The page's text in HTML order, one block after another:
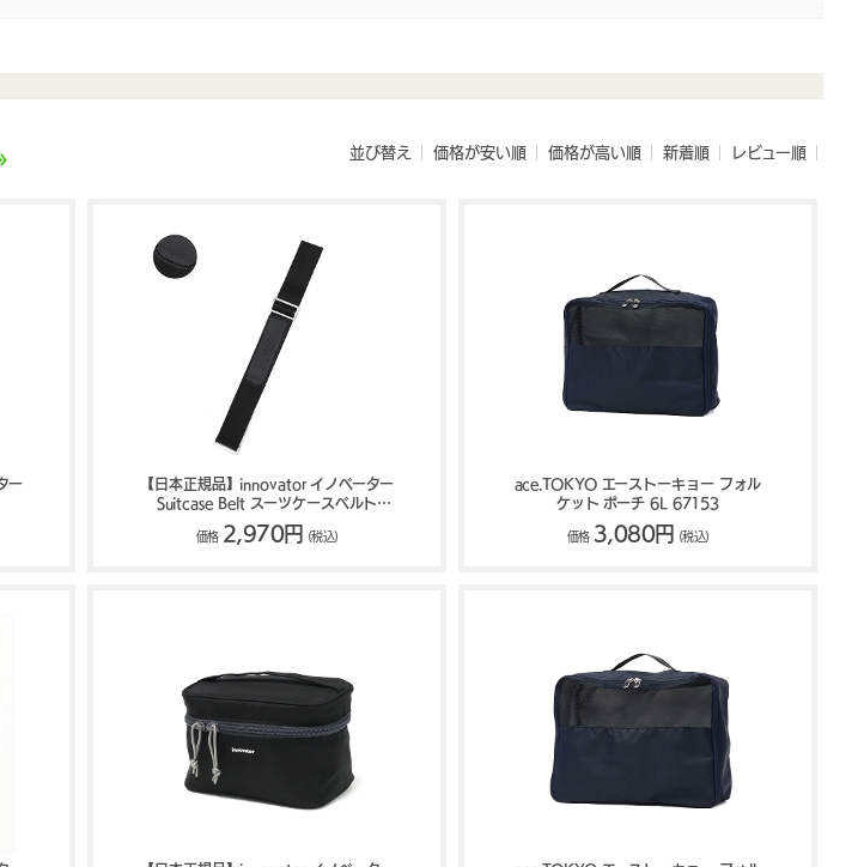
並び替え 価格が安い順 価格が高い順 新着順 レビュー順
ー
【日本正規品】innovator イノベーター
Suitcase Belt スーツケースベルト
IV619
価格 2,970円 (税込)
ace.TOKYO エーストーキョー フォル
ケット ポーチ 6L 67153
価格 3,080円 (税込)